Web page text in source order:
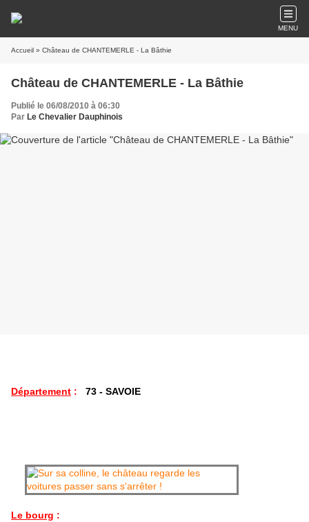
MENU
Accueil » Château de CHANTEMERLE - La Bâthie
Château de CHANTEMERLE - La Bâthie
Publié le 06/08/2010 à 06:30
Par Le Chevalier Dauphinois
Département : 73 - SAVOIE
Le bourg :